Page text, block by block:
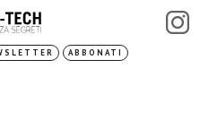
ABBONATI